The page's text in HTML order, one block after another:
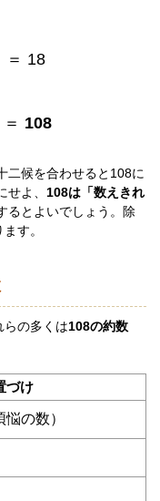
＝ 18
108
二候を合わせると108に
よ、 108は「数えきれ
るとよいでしょう。除
す。
らの多くは108の約数
づけ
の数）